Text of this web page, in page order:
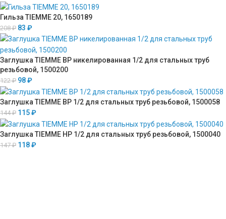
Гильза TIEMME 20, 1650189
208₽ 83 ₽
Заглушка TIEMME ВР никелированная 1/2 для стальных труб
резьбовой, 1500200
122₽ 98₽
Заглушка TIEMME ВР 1/2 для стальных труб резьбовой, 1500058
144₽ 115₽
Заглушка TIEMME НР 1/2 для стальных труб резьбовой, 1500040
147₽ 118₽